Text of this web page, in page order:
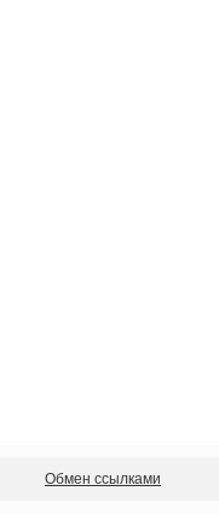
Обмен ссылками